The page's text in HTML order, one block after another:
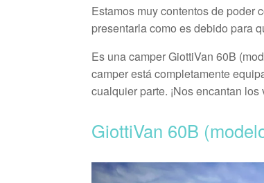
Estamos muy contentos de poder
presentarla como es debido para
Es una camper GiottiVan 60B
camper está completamente
cualquier parte. ¡Nos encantan
GiottiVan 60B